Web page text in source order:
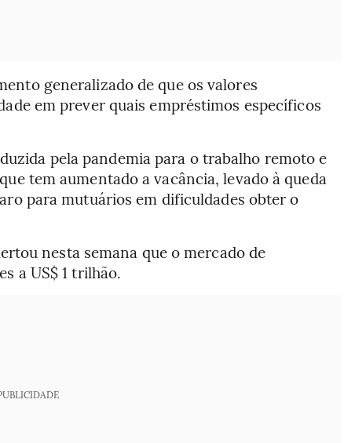
generalizado de que os valores
em prever quais empréstimos específicos
pela pandemia para o trabalho remoto e
tem aumentado a vacância, levado à queda
para mutuários em dificuldades obter o
nesta semana que o mercado de
a US$ 1 trilhão.